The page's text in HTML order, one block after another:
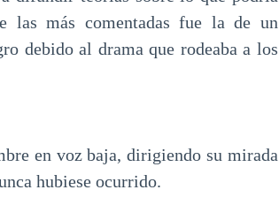
las más comentadas fue la de un
debido al drama que rodeaba a los
en voz baja, dirigiendo su mirada
hubiese ocurrido.